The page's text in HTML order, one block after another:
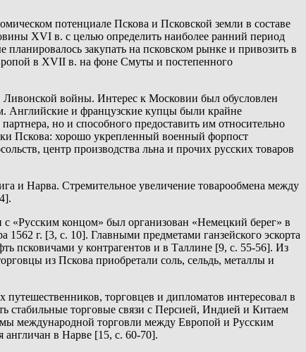
потенциале Пскова и Псковской земли в составе
XVI в. с целью определить наиболее ранний период
закупать на псковском рынке и привозить в
в XVII в. на фоне Смуты и постепенного
войны. Интерес к Московии был обусловлен
Английские и французские купцы были крайне
но и способного предоставить им относительно
Пскова: хорошо укрепленный военный форпост
центр производства льна и прочих русских товаров
и Нарва. Стремительное увеличение товарообмена между
«Русским концом» был организован «Немецкий берег» в
г. [3, с. 10]. Главными предметами ганзейского эскорта
псковичами у контрагентов и в Таллине [9, с. 55-56]. Из
из Пскова приобретали соль, сельдь, металлы и
путешественников, торговцев и дипломатов интересовал в
стабильные торговые связи с Персией, Индией и Китаем
международной торговли между Европой и Русским
англичан в Нарве [15, с. 60-70].